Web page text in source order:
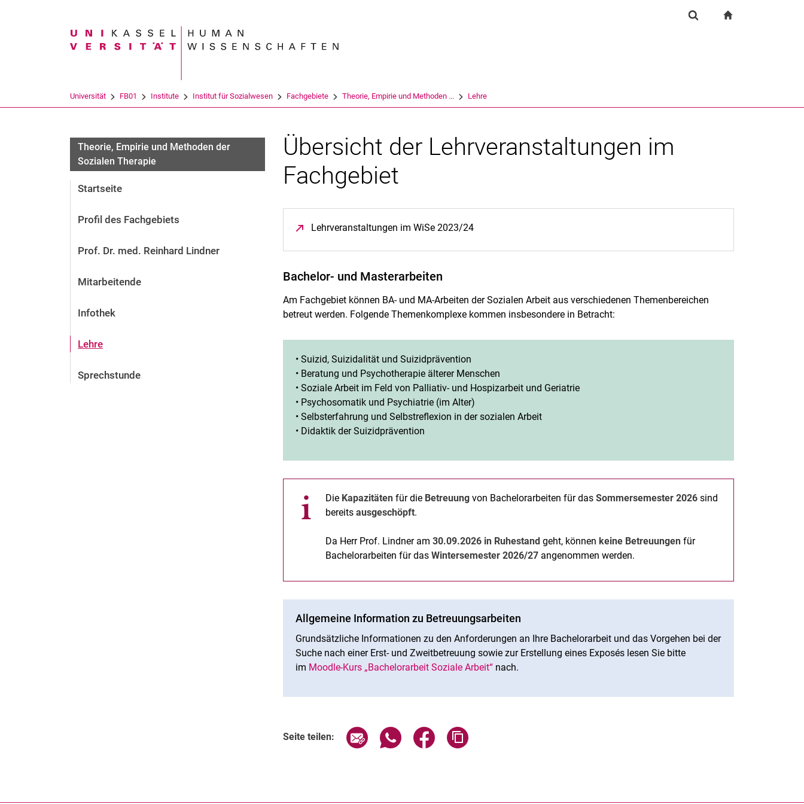
Suchbegriff
Universität FB01 Institute Institut für Sozialwesen Fachgebiete Theorie, Empirie und Methoden ... Lehre
Theorie, Empirie und Methoden der
Sozialen Therapie
Startseite
Profil des Fachgebiets
Prof. Dr. med. Reinhard Lindner
Mitarbeitende
Infothek
Lehre
Sprechstunde
Über­sicht der Lehr­ver­an­stal­tun­gen im
Fach­ge­biet
Lehrveranstaltungen im WiSe 2023/24
Bachelor- und Masterarbeiten
Am Fachgebiet können BA- und MA-Arbeiten der Sozialen Arbeit aus verschiedenen Themenbereichen
betreut werden. Folgende Themenkomplexe kommen insbesondere in Betracht:
• Suizid, Suizidalität und Suizidprävention
• Beratung und Psychotherapie älterer Menschen
• Soziale Arbeit im Feld von Palliativ- und Hospizarbeit und Geriatrie
• Psychosomatik und Psychiatrie (im Alter)
• Selbsterfahrung und Selbstreflexion in der sozialen Arbeit
• Didaktik der Suizidprävention
Die Kapazitätenfür die Betreuungvon Bachelorarbeiten für dasSommersemester 2026 sind
bereitsausgeschöpft.
Da Herr Prof. Lindner am30.09.2026 in Ruhestandgeht, könnenkeine Betreuungen für
Bachelorarbeiten für dasWintersemester 2026/27 angenommen werden.
Allgemeine Information zu Betreuungsarbeiten
Grundsätzliche Informationen zu den Anforderungen an Ihre Bachelorarbeit und das Vorgehen bei der
Suche nach einer Erst- und Zweitbetreuung sowie zur Erstellung eines Exposés lesen Sie bitte
im Moodle-Kurs „Bachelorarbeit Soziale Arbeit“ nach.
Seite teilen: Seite über E-Mail teilen
Seite über WhatsApp teilen (externer Link, öffnet neues Fenster)
Seite über Facebook teilen (externer Link, öffnet neues Fenster)